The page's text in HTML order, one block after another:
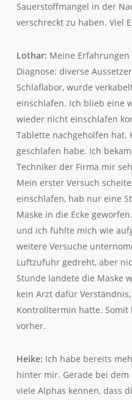
Sauerstoffmangel in der
verschreckt zu haben. Viel
Lothar: Meine
Diagnose: diverse
Schlaflabor, wurde
einschlafen. Ich blieb eine
wieder nicht einschlafen
Tablette nachgeholfen hat.
geschlafen habe. Ich
Techniker der Firma mir
Mein erster Versuch
einschlafen, hab nur eine
Maske in die Ecke
und ich fühlte mich wie
weitere Versuche
Luftzufuhr gedreht, aber
Stunde landete die Maske
kein Arzt dafür
Kontrolltermin hatte.
vorher.
Heike: Ich habe bereits
hinter mir. Gerade bei
viele Alphas kennen, dass